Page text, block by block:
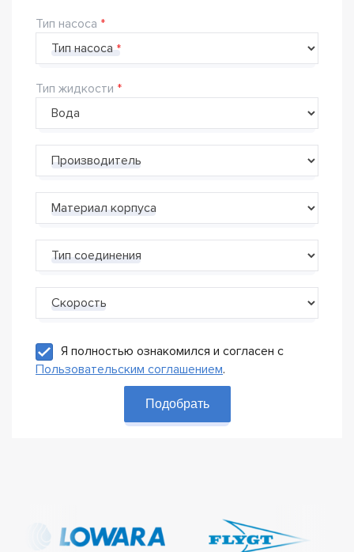
Тип насоса
Тип насоса
Тип жидкости
Производитель
Материал корпуса
Тип соединения
Скорость
Я полностью ознакомился и согласен с
Пользовательским соглашением.
Подобрать